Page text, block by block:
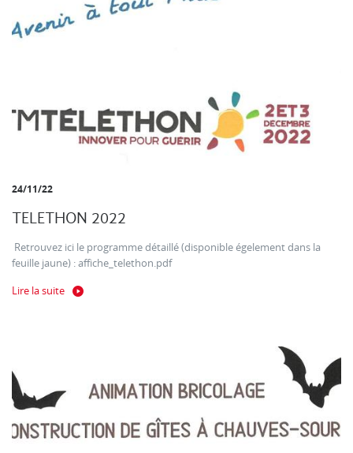
24/11/22
TELETHON 2022
Retrouvez ici le programme détaillé (disponible égelement dans la
feuille jaune) : affiche_telethon.pdf
Lire la suite